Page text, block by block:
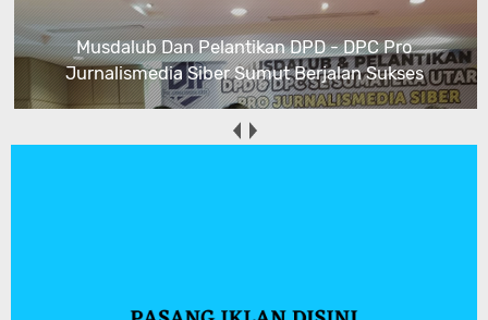
Musdalub Dan Pelantikan DPD - DPC Pro
Jurnalismedia Siber Sumut Berjalan Sukses